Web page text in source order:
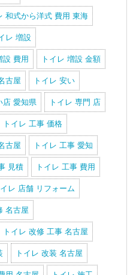
和式から洋式 費用 東海
レ 増設
設 費用 トイレ 増設 金額
古屋 トイレ 安い
店 愛知県 トイレ 専門 店
トイレ 工事 価格
古屋 トイレ 工事 愛知
見積 トイレ 工事 費用
イレ 店舗 リフォーム
名古屋
トイレ 改修 工事 名古屋
トイレ 改装 名古屋